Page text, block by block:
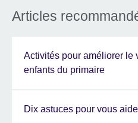
Articles
Activités pour améliorer le
enfants du primaire
Dix astuces pour vous